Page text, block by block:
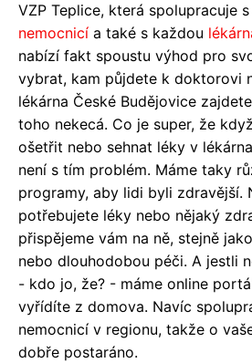
VZP Teplice, která spolupracuje
nemocnicí a také s každou
nabízí fakt spoustu výhod pro
vybrat, kam půjdete k doktorovi
lékárna České Budějovice
toho nekecá. Co je super, že
ošetřit nebo sehnat léky v
není s tím problém. Máme taky
programy, aby lidi byli zdravější.
potřebujete léky nebo nějaký
přispějeme vám na ně, stejně
nebo dlouhodobou péči. A jestli
- kdo jo, že? - máme online
vyřídíte z domova. Navíc
nemocnicí v regionu, takže o
dobře postaráno.